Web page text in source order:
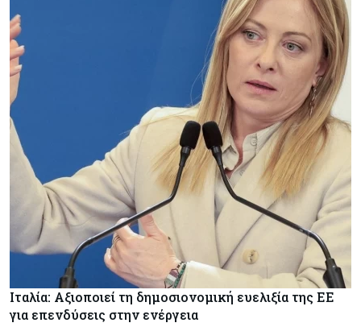
Ιταλία: Αξιοποιεί τη δημοσιονομική ευελιξία της ΕΕ
για επενδύσεις στην ενέργεια